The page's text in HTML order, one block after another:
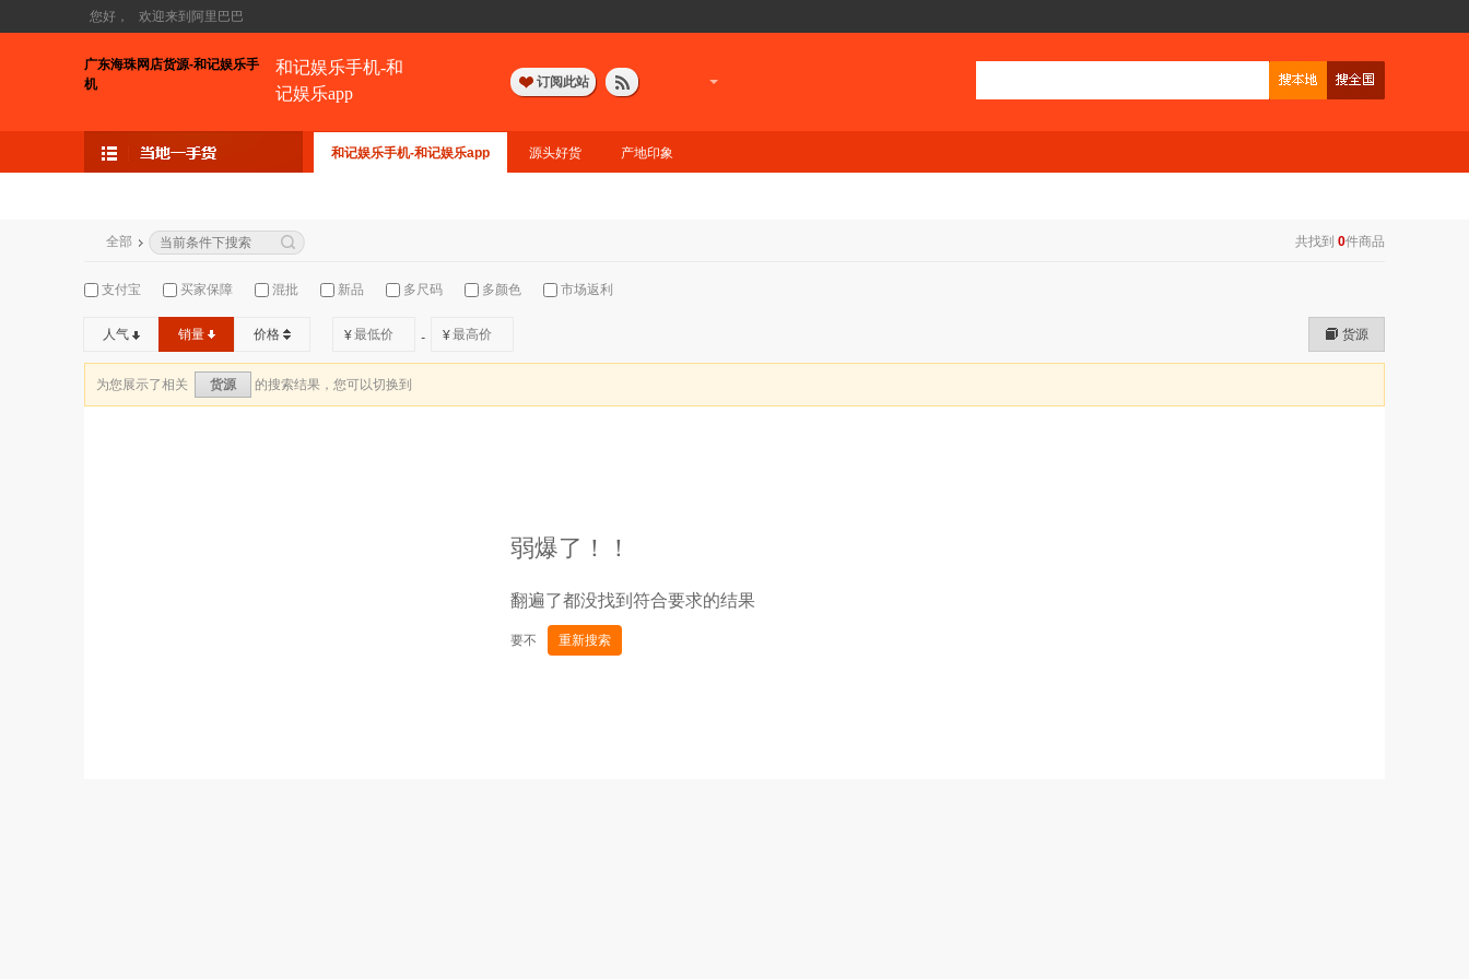
您好， 欢迎来到阿里巴巴
广东海珠网店货源-和记娱乐手
机
和记娱乐手机-和
记娱乐app
订阅此站
和记娱乐手机-和记娱乐app 源头好货 产地印象
共找到 0件商品
全部
支付宝 买家保障 混批 新品 多尺码 多颜色 市场返利
人气 销量 价格 ¥ - ¥ 货源
为您展示了相关 货源 的搜索结果，您可以切换到
弱爆了！！
翻遍了都没找到符合要求的结果
要不 重新搜索